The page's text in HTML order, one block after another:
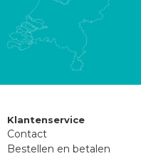
Klantenservice
Contact
Bestellen en betalen